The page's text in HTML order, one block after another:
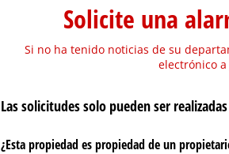
Solicite una
Si no ha tenido noticias de su
electrónico
Las solicitudes solo pueden ser
¿Esta propiedad es propiedad de un